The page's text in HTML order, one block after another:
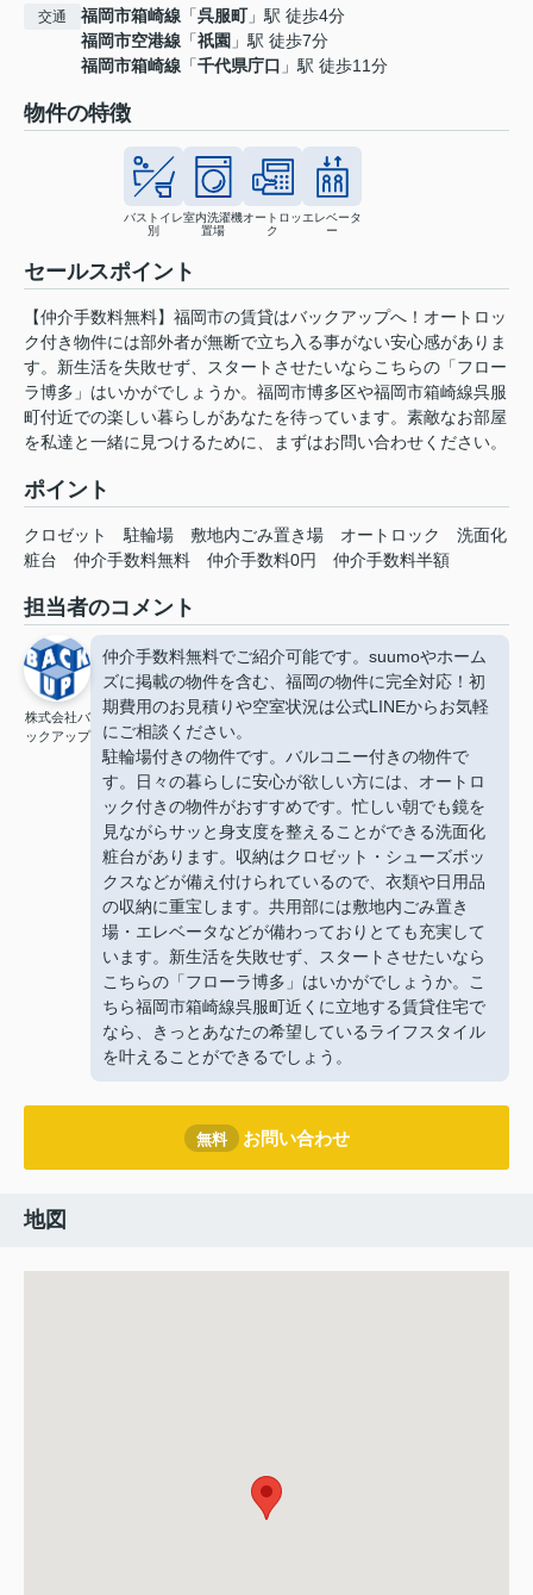
交通 福岡市箱崎線 「呉服町」駅 徒歩4分
福岡市空港線 「祇園 」駅 徒歩7分
福岡市箱崎線 「千代県庁口 」駅 徒歩11分
物件の特徴
バストイレ
別
室内洗濯機
置場
オートロッ
ク
エレベータ
ー
セールスポイント
【仲介手数料無料】福岡市の賃貸はバックアップへ！オートロッ
ク付き物件には部外者が無断で立ち入る事がない安心感がありま
す。新生活を失敗せず、スタートさせたいならこちらの「フロー
ラ博多」はいかがでしょうか。福岡市博多区や福岡市箱崎線呉服
町付近での楽しい暮らしがあなたを待っています。素敵なお部屋
を私達と一緒に見つけるために、まずはお問い合わせください。
ポイント
クロゼット 駐輪場 敷地内ごみ置き場 オートロック
洗面化
粧台
仲介手数料無料 仲介手数料0円 仲介手数料半額
担当者のコメント
株式会社バ
ックアップ
仲介手数料無料でご紹介可能です。suumoやホーム
ズに掲載の物件を含む、福岡の物件に完全対応！初
期費用のお見積りや空室状況は公式LINEからお気軽
にご相談ください。
駐輪場付きの物件です。バルコニー付きの物件で
す。日々の暮らしに安心が欲しい方には、オートロ
ック付きの物件がおすすめです。忙しい朝でも鏡を
見ながらサッと身支度を整えることができる洗面化
粧台があります。収納はクロゼット・シューズボッ
クスなどが備え付けられているので、衣類や日用品
の収納に重宝します。共用部には敷地内ごみ置き
場・エレベータなどが備わっておりとても充実して
います。新生活を失敗せず、スタートさせたいなら
こちらの「フローラ博多」はいかがでしょうか。こ
ちら福岡市箱崎線呉服町近くに立地する賃貸住宅で
なら、きっとあなたの希望しているライフスタイル
を叶えることができるでしょう。
無料 お問い合わせ
地図